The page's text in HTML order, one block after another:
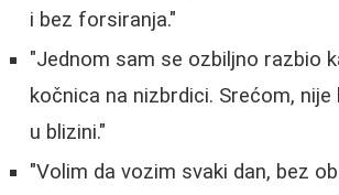
i bez forsiranja."
"Jednom sam se ozbiljno razbio
kočnica na nizbrdici. Srećom,
u blizini."
"Volim da vozim svaki dan, bez